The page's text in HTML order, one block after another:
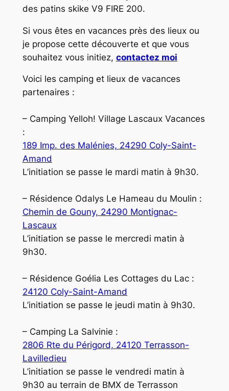
des patins skike V9 FIRE 200.
Si vous êtes en vacances près des lieux ou
je propose cette découverte et que vous
souhaitez vous initiez, contactez moi
Voici les camping et lieux de vacances
partenaires :
– Camping Yelloh! Village Lascaux Vacances
:
189 Imp. des Malénies, 24290 Coly-Saint-
Amand
L’initiation se passe le mardi matin à 9h30.
– Résidence Odalys Le Hameau du Moulin :
Chemin de Gouny, 24290 Montignac-
Lascaux
L’initiation se passe le mercredi matin à
9h30.
– Résidence Goélia Les Cottages du Lac :
24120 Coly-Saint-Amand
L’initiation se passe le jeudi matin à 9h30.
– Camping La Salvinie :
2806 Rte du Périgord, 24120 Terrasson-
Lavilledieu
L’initiation se passe le vendredi matin à
9h30 au terrain de BMX de Terrasson